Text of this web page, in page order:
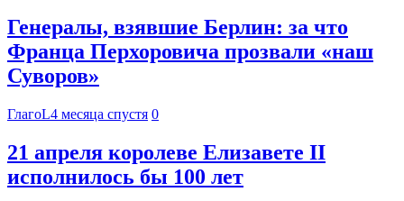
Генералы, взявшие Берлин: за что
Франца Перхоровича прозвали «наш
Суворов»
ГлагоL4 месяца спустя 0
21 апреля королеве Елизавете II
исполнилось бы 100 лет